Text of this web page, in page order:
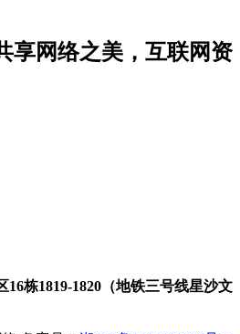
享网络之美，互联网资
栋1819-1820（地铁三号线星沙文